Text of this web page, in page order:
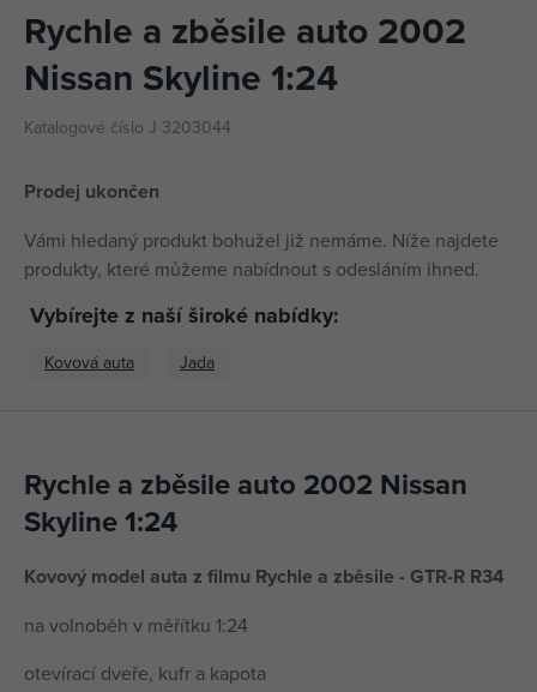
Rychle a zběsile auto 2002
Nissan Skyline 1:24
Katalogové číslo J 3203044
Prodej ukončen
Vámi hledaný produkt bohužel již nemáme. Níže najdete
produkty, které můžeme nabídnout s odesláním ihned.
Vybírejte z naší široké nabídky:
Kovová auta Jada
Rychle a zběsile auto 2002 Nissan
Skyline 1:24
Kovový model auta z filmu Rychle a zběsile - GTR-R R34
na volnoběh v měřítku 1:24
otevírací dveře, kufr a kapota